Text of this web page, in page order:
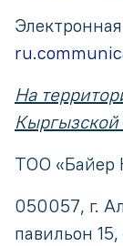
На
ТОО «Байер
050057, г.
павильон